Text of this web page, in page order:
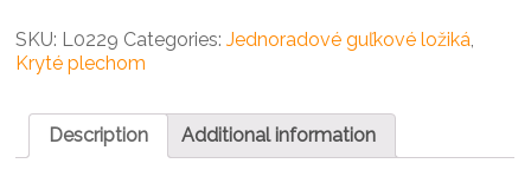
guľkové
ložisko
SKU: L0229 Categories:Jednoradové guľkové ložiká
Kryté plechom
Description Additional information